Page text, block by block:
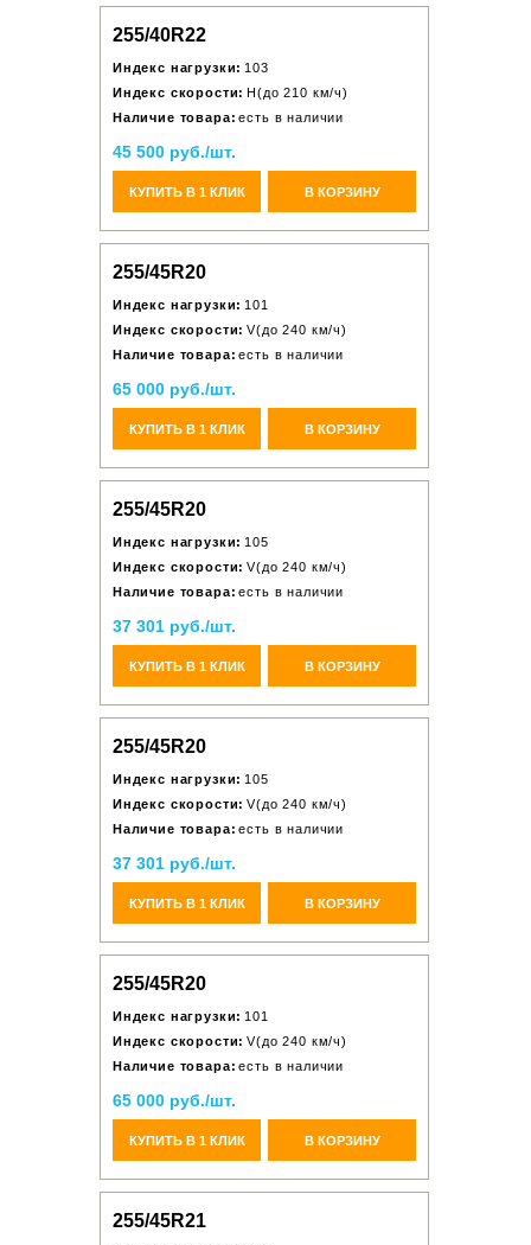
255/40R22
Индекс нагрузки: 103
Индекс скорости: H(до 210 км/ч)
Наличие товара: есть в наличии
45 500 руб./шт.
КУПИТЬ В 1 КЛИК В КОРЗИНУ
255/45R20
Индекс нагрузки: 101
Индекс скорости: V(до 240 км/ч)
Наличие товара: есть в наличии
65 000 руб./шт.
КУПИТЬ В 1 КЛИК В КОРЗИНУ
255/45R20
Индекс нагрузки: 105
Индекс скорости: V(до 240 км/ч)
Наличие товара: есть в наличии
37 301 руб./шт.
КУПИТЬ В 1 КЛИК В КОРЗИНУ
255/45R20
Индекс нагрузки: 105
Индекс скорости: V(до 240 км/ч)
Наличие товара: есть в наличии
37 301 руб./шт.
КУПИТЬ В 1 КЛИК В КОРЗИНУ
255/45R20
Индекс нагрузки: 101
Индекс скорости: V(до 240 км/ч)
Наличие товара: есть в наличии
65 000 руб./шт.
КУПИТЬ В 1 КЛИК В КОРЗИНУ
255/45R21